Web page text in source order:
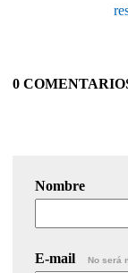
0
Nombre
E-mail No será